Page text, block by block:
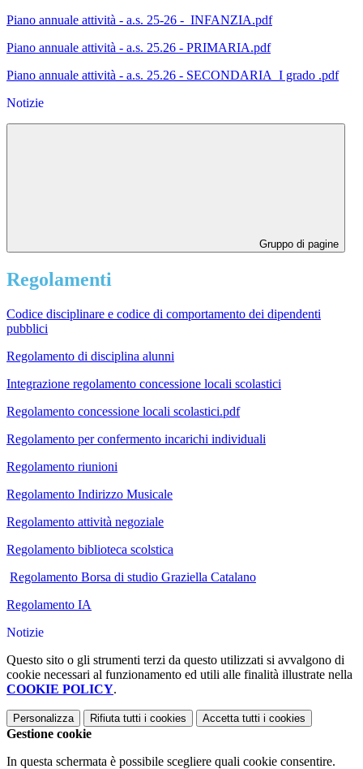
Piano annuale attività - a.s. 25-26 - INFANZIA.pdf
Piano annuale attività - a.s. 25.26 - PRIMARIA.pdf
Piano annuale attività - a.s. 25.26 - SECONDARIA I grado .pdf
Notizie
Gruppo di pagine
Regolamenti
Codice disciplinare e codice di comportamento dei dipendenti
pubblici
Regolamento di disciplina alunni
Integrazione regolamento concessione locali scolastici
Regolamento concessione locali scolastici.pdf
Regolamento per confermento incarichi individuali
Regolamento riunioni
Regolamento Indirizzo Musicale
Regolamento attività negoziale
Regolamento biblioteca scolstica
Regolamento Borsa di studio Graziella Catalano
Regolamento IA
Notizie
Questo sito o gli strumenti terzi da questo utilizzati si avvalgono di
cookie necessari al funzionamento ed utili alle finalità illustrate nella
COOKIE POLICY.
Personalizza Rifiuta tutti i cookies Accetta tutti i cookies
Gestione cookie
In questa schermata è possibile scegliere quali cookie consentire.